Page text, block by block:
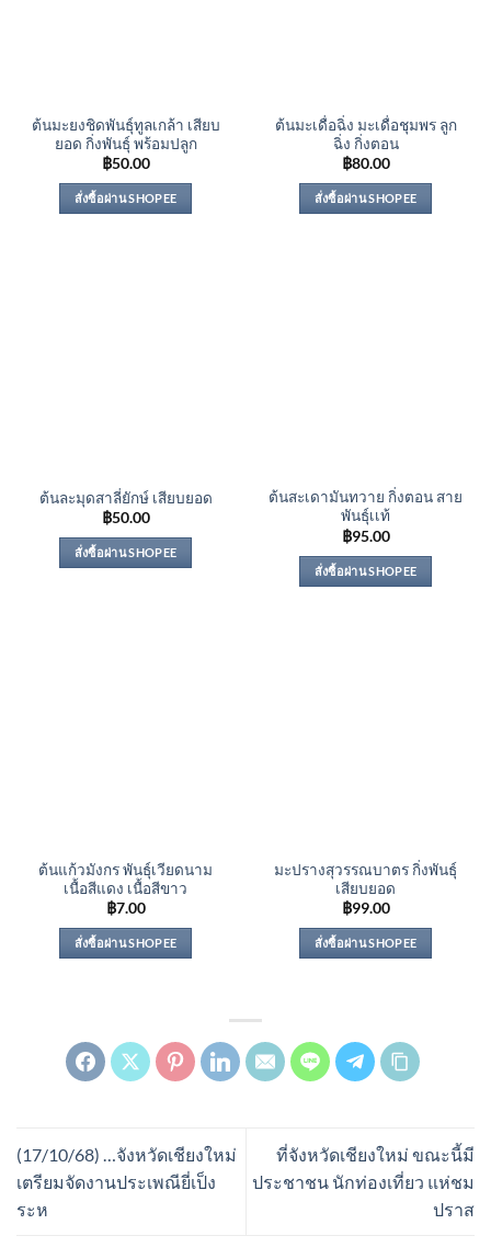
ต้นมะยงชิดพันธุ์ทูลเกล้า เสียบ
ยอด กิ่งพันธุ์ พร้อมปลูก
฿50.00
สั่งซื้อผ่าน SHOPEE
ต้นมะเดื่อฉิ่ง มะเดื่อชุมพร ลูก
ฉิ่ง กิ่งตอน
฿80.00
สั่งซื้อผ่าน SHOPEE
ต้นละมุดสาลี่ยักษ์ เสียบยอด
฿50.00
สั่งซื้อผ่าน SHOPEE
ต้นสะเดามันทวาย กิ่งตอน สาย
พันธุ์เเท้
฿95.00
สั่งซื้อผ่าน SHOPEE
ต้นแก้วมังกร พันธุ์เวียดนาม
เนื้อสีแดง เนื้อสีขาว
฿7.00
สั่งซื้อผ่าน SHOPEE
มะปรางสุวรรณบาตร กิ่งพันธุ์
เสียบยอด
฿99.00
สั่งซื้อผ่าน SHOPEE
(17/10/68) …จังหวัดเชียงใหม่
เตรียมจัดงานประเพณียี่เป็ง
ระห
ที่จังหวัดเชียงใหม่ ขณะนี้มี
ประชาชน นักท่องเที่ยว แห่ชม
ปราส